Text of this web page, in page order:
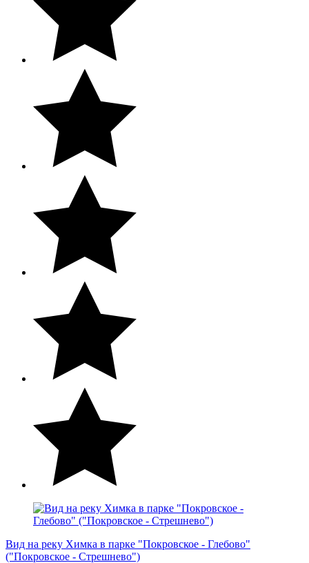
Вид на реку Химка в парке "Покровское - Глебово"
("Покровское - Стрешнево")